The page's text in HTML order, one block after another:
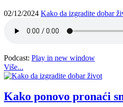
02/12/2024 Kako da izgradite dobar
Podcast: Play in new window
Više...
Kako ponovo pronaći